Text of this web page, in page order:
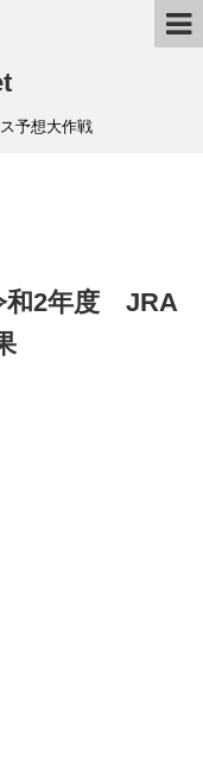
予想大作戦
和2年度 JRA